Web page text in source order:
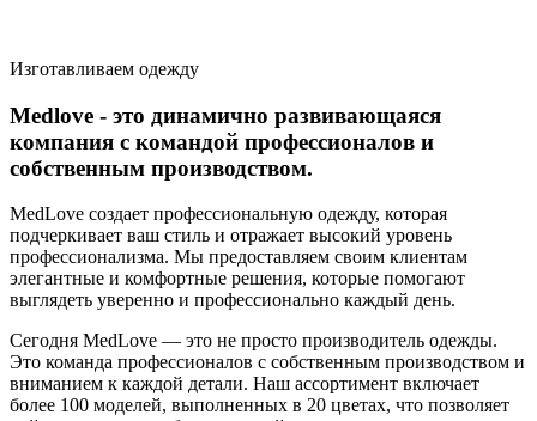
Изготавливаем одежду
Medlove - это динамично развивающаяся
компания с командой профессионалов и
собственным производством.
MedLove создает профессиональную одежду, которая
подчеркивает ваш стиль и отражает высокий уровень
профессионализма. Мы предоставляем своим клиентам
элегантные и комфортные решения, которые помогают
выглядеть уверенно и профессионально каждый день.
Сегодня MedLove — это не просто производитель одежды.
Это команда профессионалов с собственным производством и
вниманием к каждой детали. Наш ассортимент включает
более 100 моделей, выполненных в 20 цветах, что позволяет